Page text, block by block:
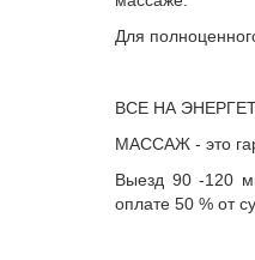
Для
ВСЕ НА
МАССАЖ - это
Выезд 90 -120
оплате 50 % от